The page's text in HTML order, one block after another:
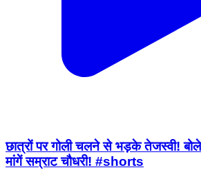
छात्रों पर गोली चलने से भड़के तेजस्वी!
मांगें सम्राट चौधरी! #shorts